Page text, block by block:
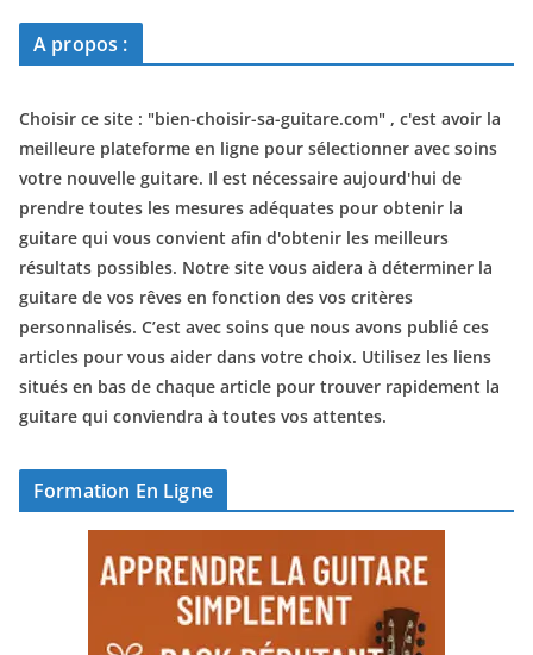
A propos :
Choisir ce site : "bien-choisir-sa-guitare.com" , c'est avoir la
meilleure plateforme en ligne pour sélectionner avec soins
votre nouvelle guitare. Il est nécessaire aujourd'hui de
prendre toutes les mesures adéquates pour obtenir la
guitare qui vous convient afin d'obtenir les meilleurs
résultats possibles. Notre site vous aidera à déterminer la
guitare de vos rêves en fonction des vos critères
personnalisés. C’est avec soins que nous avons publié ces
articles pour vous aider dans votre choix. Utilisez les liens
situés en bas de chaque article pour trouver rapidement la
guitare qui conviendra à toutes vos attentes.
Formation En Ligne